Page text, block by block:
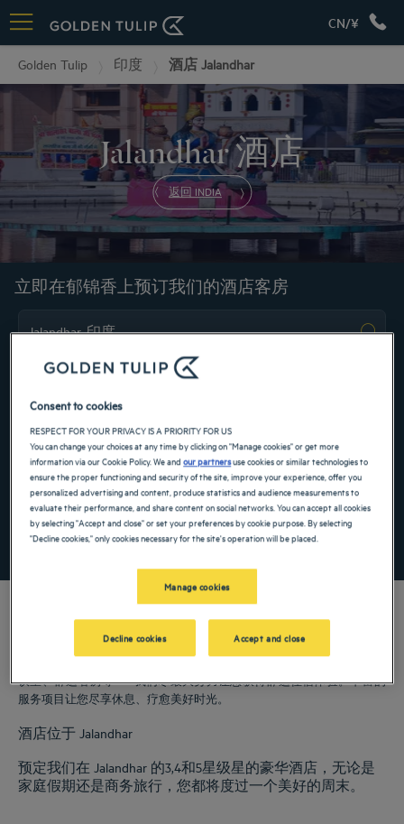
CN/¥
Golden Tulip 印度 酒店 Jalandhar
Jalandhar 酒店
返回 INDIA
立即在郁锦香上预订我们的酒店客房
寻找酒店
添加特惠代码
我们的郁锦香酒店欢迎您来访 Jalandhar。为您提供餐厅、泊车服务、会
议室、舒适客房等——我们尽最大努力让您获得舒适住宿体验。丰富的
服务项目让您尽享休息、疗愈美好时光。
酒店位于 Jalandhar
预定我们在 Jalandhar 的3,4和5星级星的豪华酒店，无论是
家庭假期还是商务旅行，您都将度过一个美好的周末。
Consent to cookies
RESPECT FOR YOUR PRIVACY IS A PRIORITY FOR US
You can change your choices at any time by clicking on "Manage cookies" or get more
information via our Cookie Policy. We andour partnersuse cookies or similar technologies to
ensure the proper functioning and security of the site, improve your experience, offer you
personalized advertising and content, produce statistics and audience measurements to
evaluate their performance, and share content on social networks. You can accept all cookies
by selecting "Accept and close" or set your preferences by cookie purpose. By selecting
"Decline cookies," only cookies necessary for the site's operation will be placed.
Manage cookies
Decline cookies Accept and close